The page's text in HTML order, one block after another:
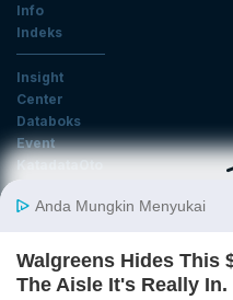
Info
Indeks
Insight
Center
Databoks
Event
KatadataOto
Email